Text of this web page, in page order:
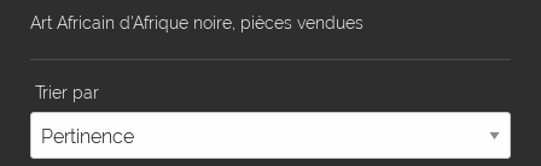
Art Africain d'Afrique noire, pièces vendues
Trier par